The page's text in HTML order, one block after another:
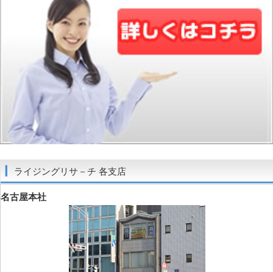
ライジングリサ－チ 各支店
名古屋本社